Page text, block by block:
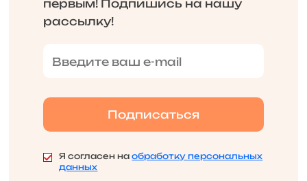
первым! Подпишись на нашу
рассылку!
Я согласен наобработку персональных
данных